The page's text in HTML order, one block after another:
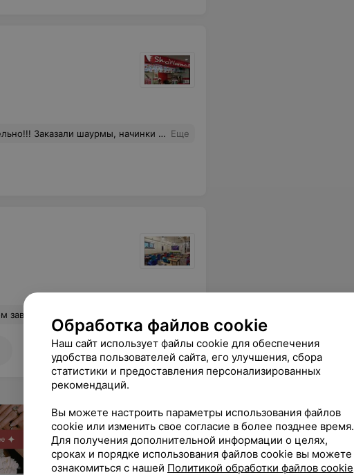
мало, а в конце один лаваш, воообще отвратительно!!! Еще
имениннице и, как бонус, сладкое на десерт. Отдельное спасибо официанту Ярославу за профессиональное, располагающее к себе обслуживание.
Обработка файлов cookie
Наш сайт использует файлы cookie для обеспечения
удобства пользователей сайта, его улучшения, сбора
статистики и предоставления персонализированных
рекомендаций.
Вы можете настроить параметры использования файлов
cookie или изменить свое согласие в более позднее время.
Для получения дополнительной информации о целях,
сроках и порядке использования файлов cookie вы можете
ознакомиться с нашей Политикой обработки файлов cookie